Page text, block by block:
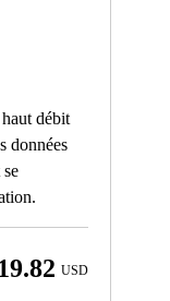
débit
données
19.82 Price
USD